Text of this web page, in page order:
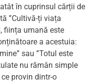
în cuprinsul cărții de
”Cultivă-ți viața
ființa umană este
a acestuia:
sau ”Totul este
nu rămân simple
provin dintr-o